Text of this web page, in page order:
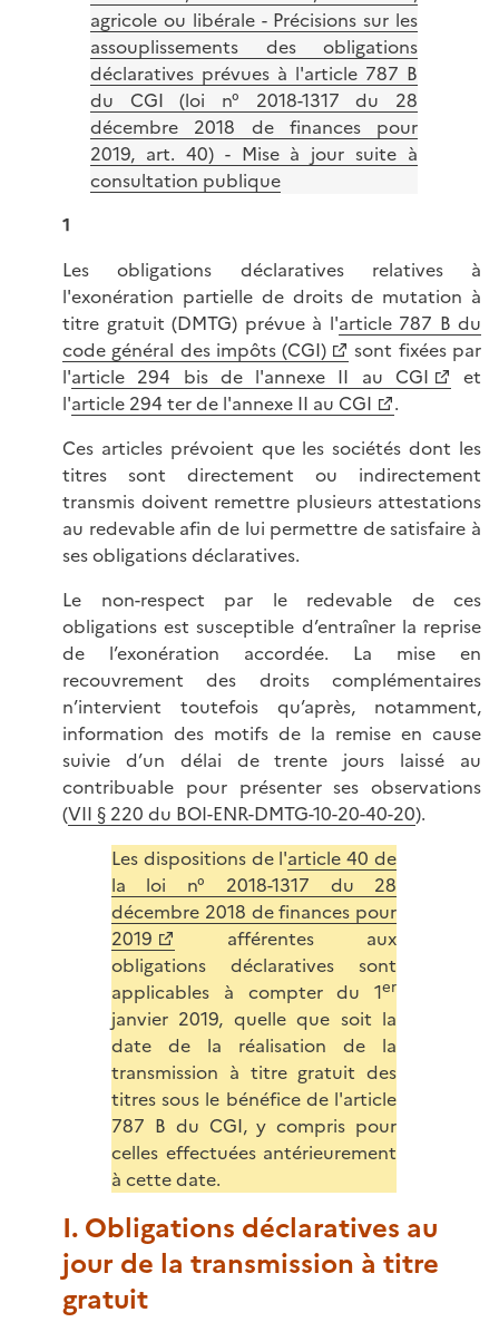
agricole ou libérale - Précisions sur les
assouplissements des obligations
déclaratives prévues à l'article 787 B
du CGI (loi n° 2018-1317 du 28
décembre 2018 de finances pour
2019, art. 40) - Mise à jour suite à
consultation publique
1
Les obligations déclaratives relatives à
l'exonération partielle de droits de mutation à
titre gratuit (DMTG) prévue à l'article 787 B du
code général des impôts (CGI)
sont fixées par
l'article 294 bis de l'annexe II au CGI
et
l'article 294 ter de l'annexe II au CGI
.
Ces articles prévoient que les sociétés dont les
titres sont directement ou indirectement
transmis doivent remettre plusieurs attestations
au redevable afin de lui permettre de satisfaire à
ses obligations déclaratives.
Le non-respect par le redevable de ces
obligations est susceptible d’entraîner la reprise
de l’exonération accordée. La mise en
recouvrement des droits complémentaires
n’intervient toutefois qu’après, notamment,
information des motifs de la remise en cause
suivie d’un délai de trente jours laissé au
contribuable pour présenter ses observations
(VII § 220 du BOI-ENR-DMTG-10-20-40-20).
Les dispositions de l'article 40 de
la loi n° 2018-1317 du 28
décembre 2018 de finances pour
2019
afférentes aux
obligations déclaratives sont
applicables à compter du 1er
janvier 2019, quelle que soit la
date de la réalisation de la
transmission à titre gratuit des
titres sous le bénéfice de l'article
787 B du CGI, y compris pour
celles effectuées antérieurement
à cette date.
I. Obligations déclaratives au
jour de la transmission à titre
gratuit